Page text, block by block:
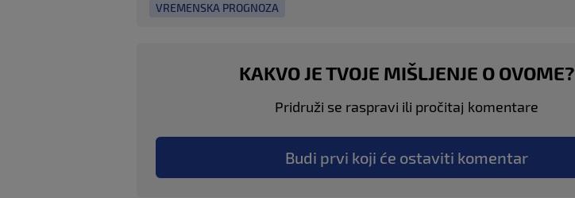
VREMENSKA PROGNOZA
KAKVO JE TVOJE MIŠLJENJE O OVOME?
Pridruži se raspravi ili pročitaj komentare
Budi prvi koji će ostaviti komentar